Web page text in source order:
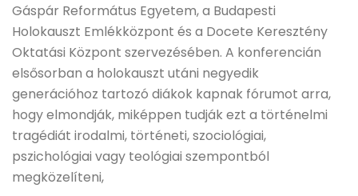
Gáspár Református Egyetem, a Budapesti
Holokauszt Emlékközpont és a Docete Keresztény
Oktatási Központ szervezésében. A konferencián
elsősorban a holokauszt utáni negyedik
generációhoz tartozó diákok kapnak fórumot arra,
hogy elmondják, miképpen tudják ezt a történelmi
tragédiát irodalmi, történeti, szociológiai,
pszichológiai vagy teológiai szempontból
megközelíteni,